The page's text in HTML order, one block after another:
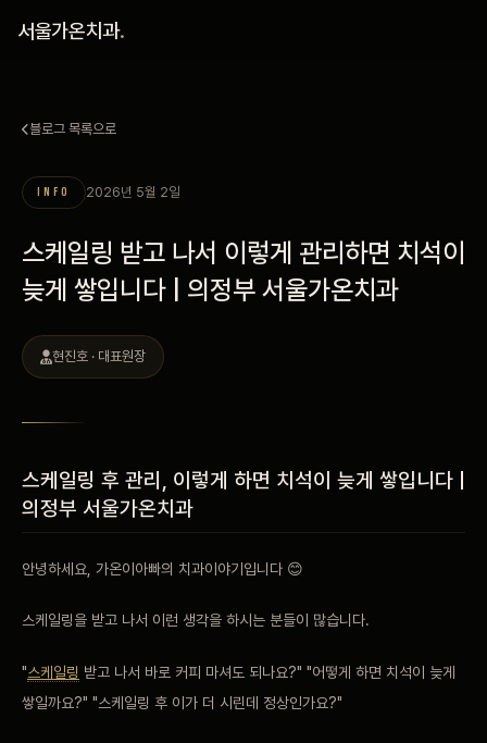
서울가온치과.
의료진
안내
비포 애프터
공지사항
자주 묻는 질문
블로그 목록으로
INFO 2026년 5월 2일
스케일링 받고 나서 이렇게 관리하면 치석이
늦게 쌓입니다 | 의정부 서울가온치과
현진호 · 대표원장
스케일링 후 관리, 이렇게 하면 치석이 늦게 쌓입니다 |
의정부 서울가온치과
안녕하세요, 가온이아빠의 치과이야기입니다 😊
스케일링을 받고 나서 이런 생각을 하시는 분들이 많습니다.
"스케일링 받고 나서 바로 커피 마셔도 되나요?" "어떻게 하면 치석이 늦게
쌓일까요?" "스케일링 후 이가 더 시린데 정상인가요?"